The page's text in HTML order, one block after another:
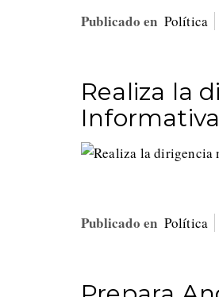
Publicado en Política
Realiza la
Publicado en Política